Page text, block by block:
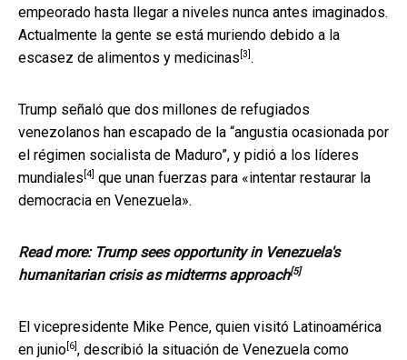
empeorado hasta llegar a niveles nunca antes imaginados.
Actualmente la gente se está muriendo debido a la
escasez de alimentos y medicinas [3] .
Trump señaló que dos millones de refugiados
venezolanos han escapado de la “angustia ocasionada por
el régimen socialista de Maduro”, y pidió a los líderes
mundiales [4] que unan fuerzas para «intentar restaurar la
democracia en Venezuela».
Read more: Trump sees opportunity in Venezuela's
humanitarian crisis as midterms approach[5]
El vicepresidente Mike Pence, quien visitó Latinoamérica
en junio [6] , describió la situación de Venezuela como